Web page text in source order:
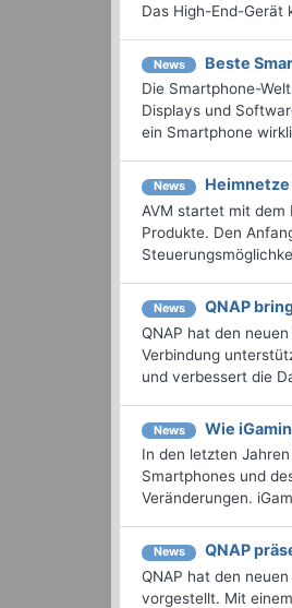
Das High-End-Gerät
News Beste
Die Smartphone-
Displays und
ein Smartphone
News Heimnetze
AVM startet mit dem
Produkte. Den
News QNAP
QNAP hat den
Verbindung
und verbessert die
News Wie
In den letzten
Smartphones und
Veränderungen.
News QNAP
QNAP hat den
vorgestellt. Mit